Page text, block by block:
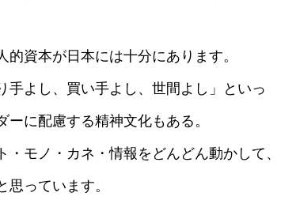
資本が日本には十分にあります。
手よし、買い手よし、世間よし」といっ
に配慮する精神文化もある。
モノ・カネ・情報をどんどん動かして、
っています。